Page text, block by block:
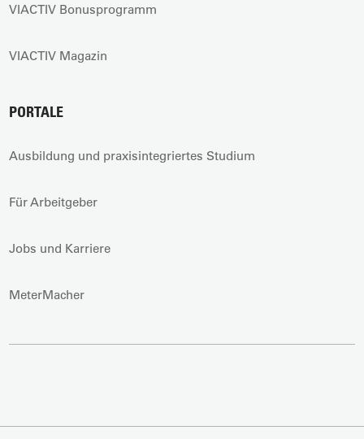
VIACTIV Bonusprogramm
VIACTIV Magazin
PORTALE
Ausbildung und praxisintegriertes Studium
Für Arbeitgeber
Jobs und Karriere
MeterMacher